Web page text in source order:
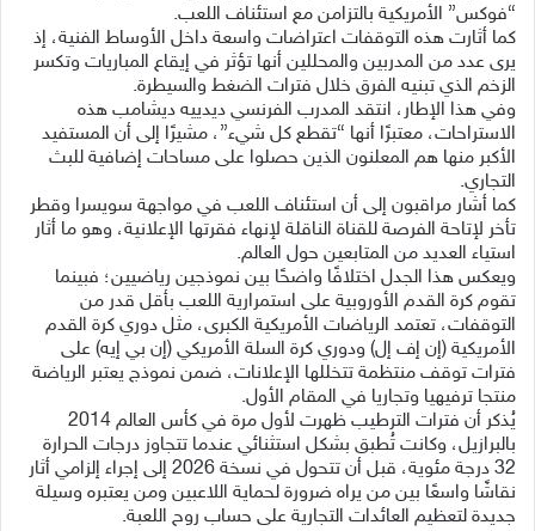
“فوكس” الأمريكية بالتزامن مع استئناف اللعب.
كما أثارت هذه التوقفات اعتراضات واسعة داخل الأوساط الفنية، إذ
يرى عدد من المدربين والمحللين أنها تؤثر في إيقاع المباريات وتكسر
الزخم الذي تبنيه الفرق خلال فترات الضغط والسيطرة.
وفي هذا الإطار، انتقد المدرب الفرنسي ديدييه ديشامب هذه
الاستراحات، معتبرًا أنها “تقطع كل شيء”، مشيرًا إلى أن المستفيد
الأكبر منها هم المعلنون الذين حصلوا على مساحات إضافية للبث
التجاري.
كما أشار مراقبون إلى أن استئناف اللعب في مواجهة سويسرا وقطر
تأخر لإتاحة الفرصة للقناة الناقلة لإنهاء فقرتها الإعلانية، وهو ما أثار
استياء العديد من المتابعين حول العالم.
ويعكس هذا الجدل اختلافًا واضحًا بين نموذجين رياضيين؛ فبينما
تقوم كرة القدم الأوروبية على استمرارية اللعب بأقل قدر من
التوقفات، تعتمد الرياضات الأمريكية الكبرى، مثل دوري كرة القدم
الأمريكية (إن إف إل) ودوري كرة السلة الأمريكي (إن بي إيه) على
فترات توقف منتظمة تتخللها الإعلانات، ضمن نموذج يعتبر الرياضة
منتجا ترفيهيا وتجاريا في المقام الأول.
يُذكر أن فترات الترطيب ظهرت لأول مرة في كأس العالم 2014
بالبرازيل، وكانت تُطبق بشكل استثنائي عندما تتجاوز درجات الحرارة
32 درجة مئوية، قبل أن تتحول في نسخة 2026 إلى إجراء إلزامي أثار
نقاشًا واسعًا بين من يراه ضرورة لحماية اللاعبين ومن يعتبره وسيلة
جديدة لتعظيم العائدات التجارية على حساب روح اللعبة.